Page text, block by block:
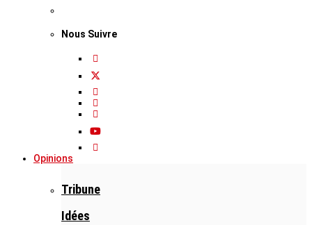
Nous Suivre
Opinions
Tribune
Idées